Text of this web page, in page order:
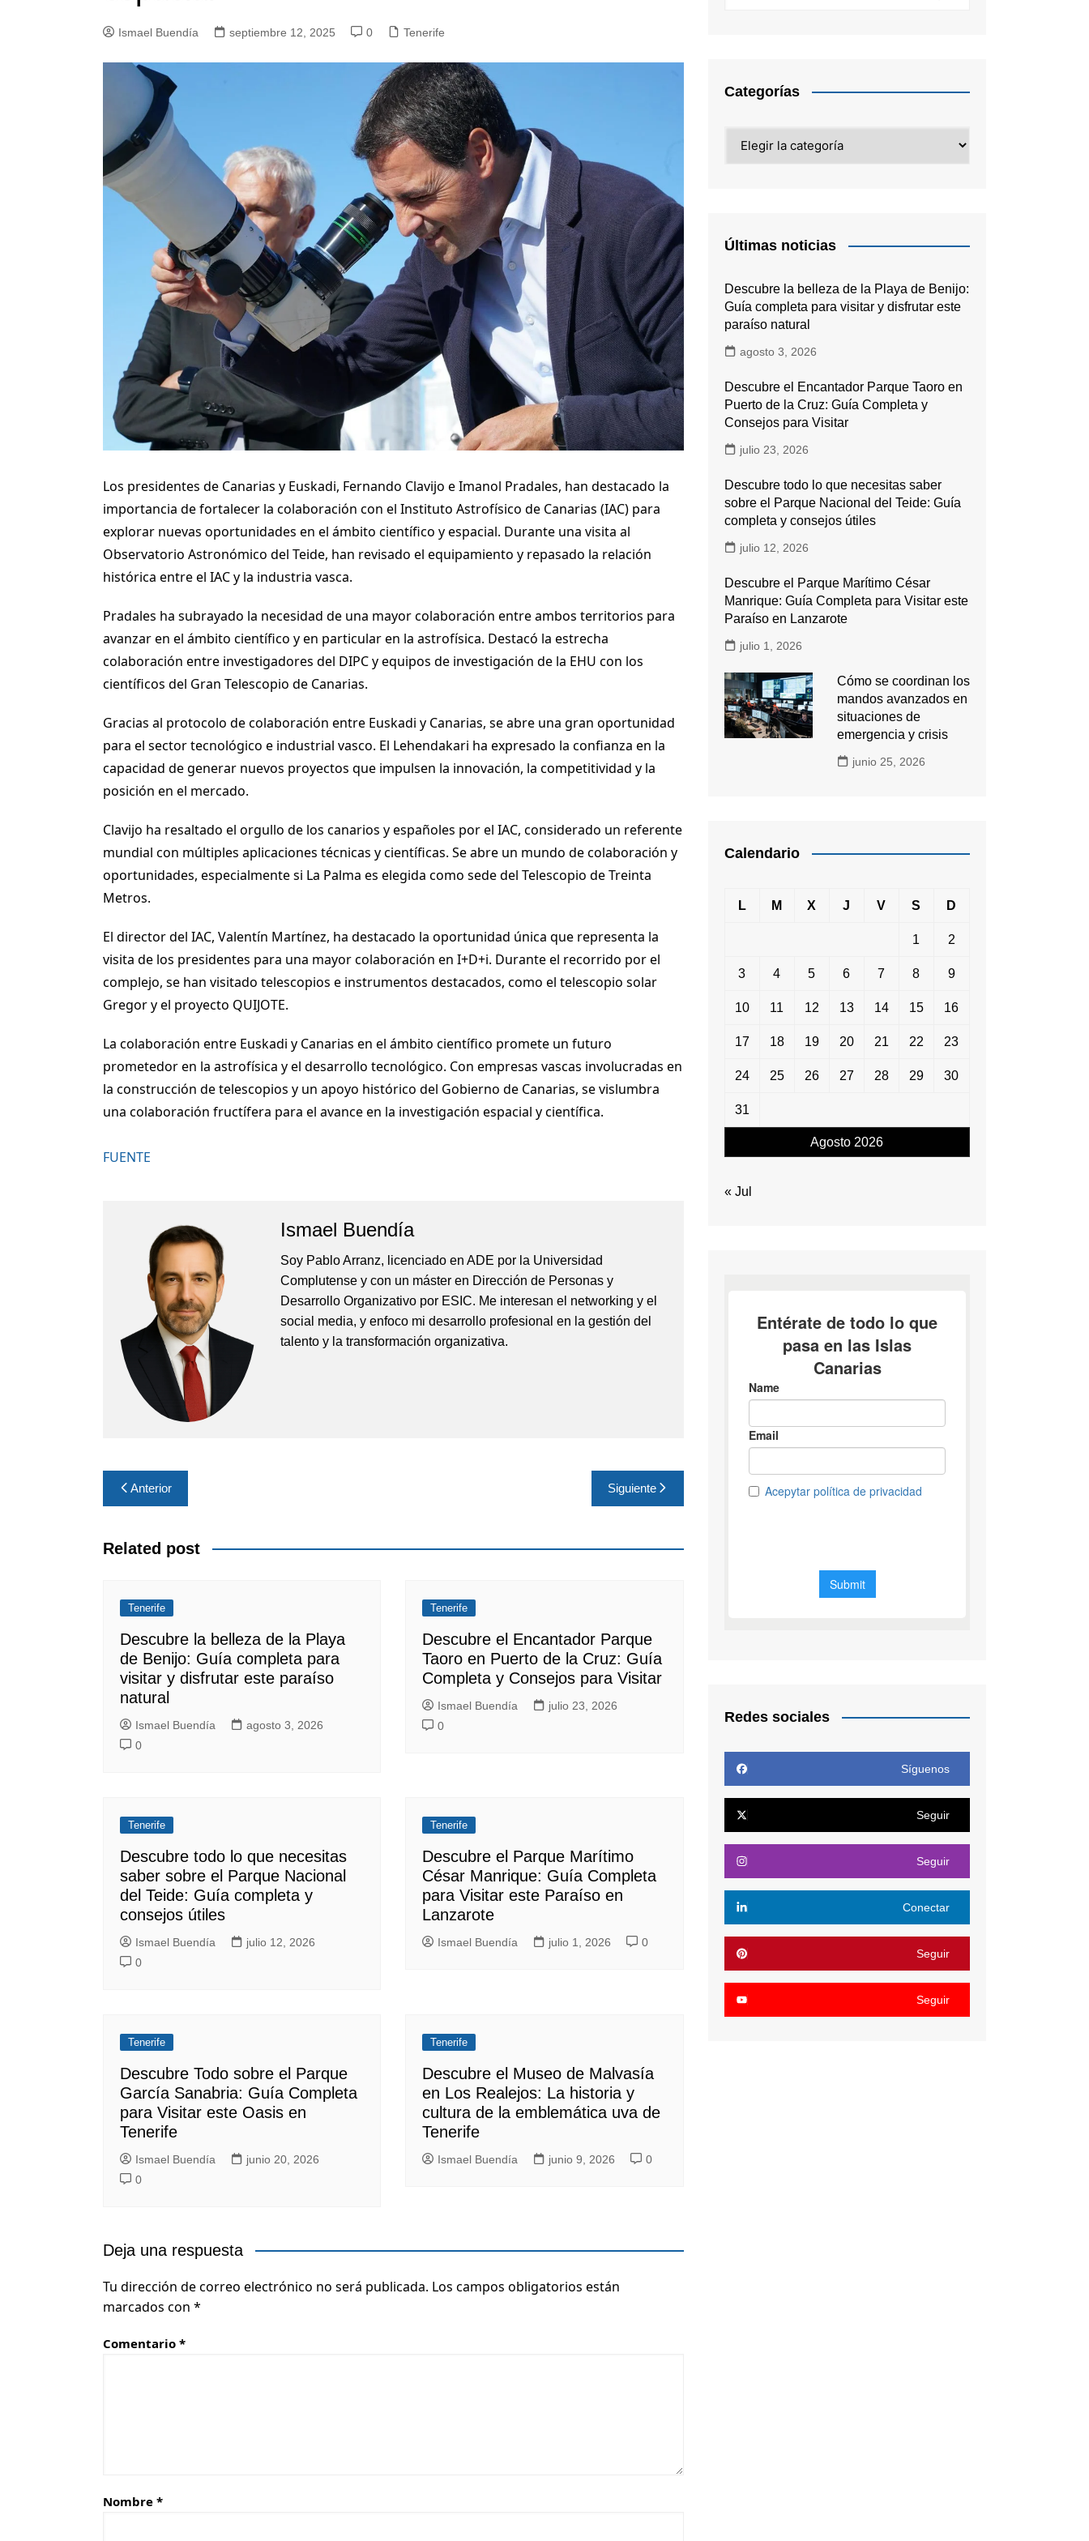
Ismael Buendía septiembre 12, 2025 0 Tenerife
Los presidentes de Canarias y Euskadi, Fernando Clavijo e Imanol Pradales, han destacado la
importancia de fortalecer la colaboración con el Instituto Astrofísico de Canarias (IAC) para
explorar nuevas oportunidades en el ámbito científico y espacial. Durante una visita al
Observatorio Astronómico del Teide, han revisado el equipamiento y repasado la relación
histórica entre el IAC y la industria vasca.
Pradales ha subrayado la necesidad de una mayor colaboración entre ambos territorios para
avanzar en el ámbito científico y en particular en la astrofísica. Destacó la estrecha
colaboración entre investigadores del DIPC y equipos de investigación de la EHU con los
científicos del Gran Telescopio de Canarias.
Gracias al protocolo de colaboración entre Euskadi y Canarias, se abre una gran oportunidad
para el sector tecnológico e industrial vasco. El Lehendakari ha expresado la confianza en la
capacidad de generar nuevos proyectos que impulsen la innovación, la competitividad y la
posición en el mercado.
Clavijo ha resaltado el orgullo de los canarios y españoles por el IAC, considerado un referente
mundial con múltiples aplicaciones técnicas y científicas. Se abre un mundo de colaboración y
oportunidades, especialmente si La Palma es elegida como sede del Telescopio de Treinta
Metros.
El director del IAC, Valentín Martínez, ha destacado la oportunidad única que representa la
visita de los presidentes para una mayor colaboración en I+D+i. Durante el recorrido por el
complejo, se han visitado telescopios e instrumentos destacados, como el telescopio solar
Gregor y el proyecto QUIJOTE.
La colaboración entre Euskadi y Canarias en el ámbito científico promete un futuro
prometedor en la astrofísica y el desarrollo tecnológico. Con empresas vascas involucradas en
la construcción de telescopios y un apoyo histórico del Gobierno de Canarias, se vislumbra
una colaboración fructífera para el avance en la investigación espacial y científica.
FUENTE
Ismael Buendía
Soy Pablo Arranz, licenciado en ADE por la Universidad
Complutense y con un máster en Dirección de Personas y
Desarrollo Organizativo por ESIC. Me interesan el networking y el
social media, y enfoco mi desarrollo profesional en la gestión del
talento y la transformación organizativa.
Navegación
de
entradas
Anterior Siguiente
Related post
Tenerife
Descubre la belleza de la Playa
de Benijo: Guía completa para
visitar y disfrutar este paraíso
natural
Ismael Buendía
agosto 3, 2026
0
Tenerife
Descubre el Encantador Parque
Taoro en Puerto de la Cruz: Guía
Completa y Consejos para Visitar
Ismael Buendía
julio 23, 2026
0
Tenerife
Descubre todo lo que necesitas
saber sobre el Parque Nacional
del Teide: Guía completa y
consejos útiles
Ismael Buendía
julio 12, 2026
0
Tenerife
Descubre el Parque Marítimo
César Manrique: Guía Completa
para Visitar este Paraíso en
Lanzarote
Ismael Buendía julio 1, 2026 0
Tenerife
Descubre Todo sobre el Parque
García Sanabria: Guía Completa
para Visitar este Oasis en
Tenerife
Ismael Buendía
junio 20, 2026
0
Tenerife
Descubre el Museo de Malvasía
en Los Realejos: La historia y
cultura de la emblemática uva de
Tenerife
Ismael Buendía junio 9, 2026 0
Deja una respuesta
Tu dirección de correo electrónico no será publicada. Los campos obligatorios están
marcados con *
Comentario *
Nombre *
Categorías
Últimas noticias
Descubre la belleza de la Playa de Benijo:
Guía completa para visitar y disfrutar este
paraíso natural
agosto 3, 2026
Descubre el Encantador Parque Taoro en
Puerto de la Cruz: Guía Completa y
Consejos para Visitar
julio 23, 2026
Descubre todo lo que necesitas saber
sobre el Parque Nacional del Teide: Guía
completa y consejos útiles
julio 12, 2026
Descubre el Parque Marítimo César
Manrique: Guía Completa para Visitar este
Paraíso en Lanzarote
julio 1, 2026
Cómo se coordinan los
mandos avanzados en
situaciones de
emergencia y crisis
junio 25, 2026
Calendario
Agosto 2026
L M X J V S D
1 2
3 4 5 6 7 8 9
10 11 12 13 14 15 16
17 18 19 20 21 22 23
24 25 26 27 28 29 30
31
« Jul
Redes sociales
Síguenos
Seguir
Seguir
Conectar
Seguir
Seguir